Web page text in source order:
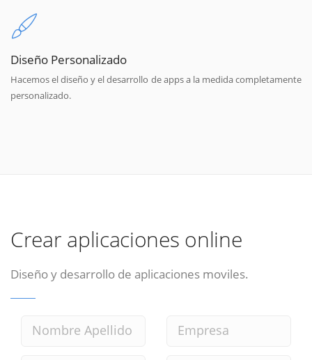
Diseño Personalizado
Hacemos el diseño y el desarrollo de apps a la medida completamente
personalizado.
Crear aplicaciones online
Diseño y desarrollo de aplicaciones moviles.